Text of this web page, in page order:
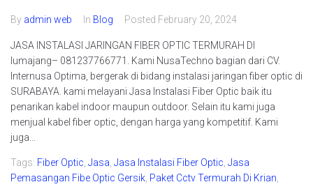
By admin web In Blog Posted February 20, 2024
JASA INSTALASI JARINGAN FIBER OPTIC TERMURAH DI
lumajang– 081237766771. Kami NusaTechno bagian dari CV.
Internusa Optima, bergerak di bidang instalasi jaringan fiber optic di
SURABAYA. kami melayani Jasa Instalasi Fiber Optic baik itu
penarikan kabel indoor maupun outdoor. Selain itu kami juga
menjual kabel fiber optic, dengan harga yang kompetitif. Kami
juga...
Tags: Fiber Optic Jasa Jasa Instalasi Fiber Optic Jasa
Pemasangan Fibe Optic Gersik Paket Cctv Termurah Di Krian